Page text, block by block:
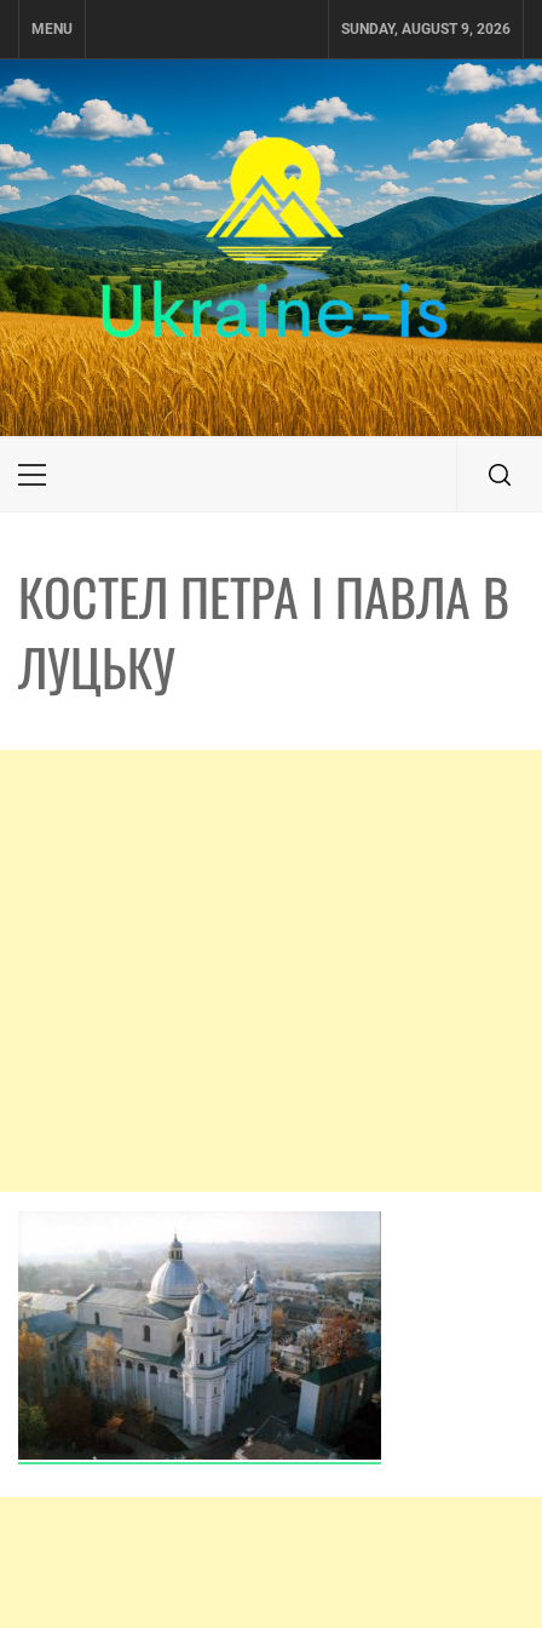
MENU SUNDAY, AUGUST 9, 2026
UKRAINE-IS
ПОДОРОЖI ПО УКРАЇНІ
Primary
КОСТЕЛ ПЕТРА І ПАВЛА В
ЛУЦЬКУ